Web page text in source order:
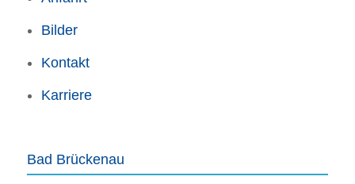
Bilder
Kontakt
Karriere
Bad Brückenau